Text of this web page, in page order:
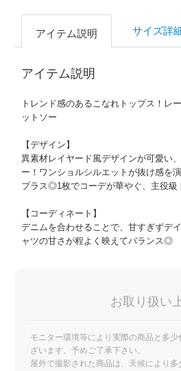
アイテム説明 サイズ詳
アイテム説明
トレンド感のあるこなれトップス！レ
ットソー
【デザイン】
異素材レイヤード風デザインが可愛い
ー！ワンショルシルエットが抜け感を
プラス◎1枚でコーデが華やぐ、主役
【コーディネート】
デニムを合わせることで、甘すぎずデ
ャツの甘さが程よく映えてバランス◎
お取り扱い
モニター環境等により実際の商品と多
ざいます。予めご了承下さい。
屋外で撮影された商品は、天候により